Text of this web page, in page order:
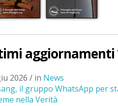
aggiornamenti
2026 / in News
il gruppo WhatsApp per
nella Verità